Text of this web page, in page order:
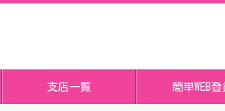
支店一覧 簡単WEB登